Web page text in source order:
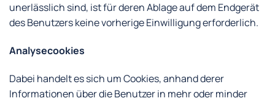
unerlässlich sind, ist für deren Ablage auf dem Endgerät
des Benutzers keine vorherige Einwilligung erforderlich.
Analysecookies
Dabei handelt es sich um Cookies, anhand derer
Informationen über die Benutzer in mehr oder minder